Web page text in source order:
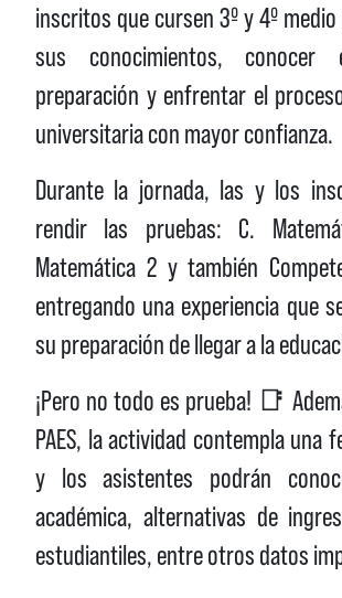
inscritos que cursen 3º y 4º
sus conocimientos,
preparación y enfrentar el
universitaria con mayor confianza.
Durante la jornada, las y los
rendir las pruebas: C.
Matemática 2 y también
entregando una experiencia que
su preparación de llegar a la
¡Pero no todo es prueba! 📑
PAES, la actividad contempla una
y los asistentes podrán
académica, alternativas de
estudiantiles, entre otros datos